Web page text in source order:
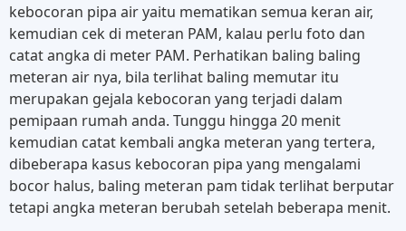
kebocoran pipa air yaitu mematikan semua keran air,
kemudian cek di meteran PAM, kalau perlu foto dan
catat angka di meter PAM. Perhatikan baling baling
meteran air nya, bila terlihat baling memutar itu
merupakan gejala kebocoran yang terjadi dalam
pemipaan rumah anda. Tunggu hingga 20 menit
kemudian catat kembali angka meteran yang tertera,
dibeberapa kasus kebocoran pipa yang mengalami
bocor halus, baling meteran pam tidak terlihat berputar
tetapi angka meteran berubah setelah beberapa menit.